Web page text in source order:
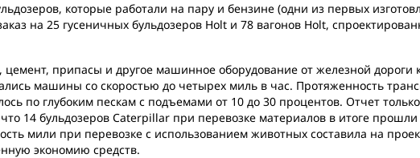
которые работали на пару и бензине (одни из первых
на 25 гусеничных бульдозеров Holt и 78 вагонов Holt,
припасы и другое машинное оборудование от железной дороги к
машины со скоростью до четырех миль в час. Протяженность
по глубоким пескам с подъемами от 10 до 30 процентов. Отчет
что 14 бульдозеров Caterpillar при перевозке материалов в итоге
мили при перевозке с использованием животных составила на
экономию средств.